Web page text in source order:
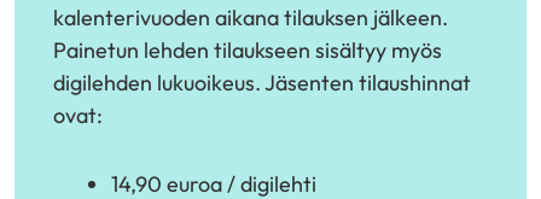
kalenterivuoden aikana tilauksen jälkeen.
Painetun lehden tilaukseen sisältyy myös
digilehden lukuoikeus. Jäsenten tilaushinnat
ovat:
14,90 euroa / digilehti